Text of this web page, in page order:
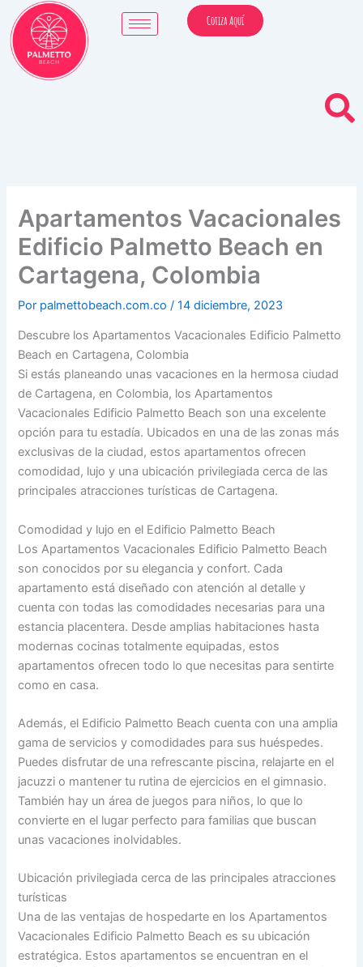
contenido
Cotiza Aquí
Apartamentos Vacacionales
Edificio Palmetto Beach en
Cartagena, Colombia
Por palmettobeach.com.co/14 diciembre, 2023
Descubre los Apartamentos Vacacionales Edificio Palmetto
Beach en Cartagena, Colombia
Si estás planeando unas vacaciones en la hermosa ciudad
de Cartagena, en Colombia, los Apartamentos
Vacacionales Edificio Palmetto Beach son una excelente
opción para tu estadía. Ubicados en una de las zonas más
exclusivas de la ciudad, estos apartamentos ofrecen
comodidad, lujo y una ubicación privilegiada cerca de las
principales atracciones turísticas de Cartagena.
Comodidad y lujo en el Edificio Palmetto Beach
Los Apartamentos Vacacionales Edificio Palmetto Beach
son conocidos por su elegancia y confort. Cada
apartamento está diseñado con atención al detalle y
cuenta con todas las comodidades necesarias para una
estancia placentera. Desde amplias habitaciones hasta
modernas cocinas totalmente equipadas, estos
apartamentos ofrecen todo lo que necesitas para sentirte
como en casa.
Además, el Edificio Palmetto Beach cuenta con una amplia
gama de servicios y comodidades para sus huéspedes.
Puedes disfrutar de una refrescante piscina, relajarte en el
jacuzzi o mantener tu rutina de ejercicios en el gimnasio.
También hay un área de juegos para niños, lo que lo
convierte en el lugar perfecto para familias que buscan
unas vacaciones inolvidables.
Ubicación privilegiada cerca de las principales atracciones
turísticas
Una de las ventajas de hospedarte en los Apartamentos
Vacacionales Edificio Palmetto Beach es su ubicación
estratégica. Estos apartamentos se encuentran en el